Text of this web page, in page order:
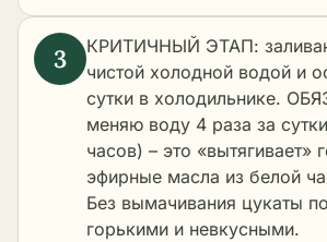
КРИТИЧНЫЙ ЭТАП:
чистой холодной водой и
сутки в холодильнике.
меняю воду 4 раза за
часов) – это «вытягивает»
эфирные масла из белой
Без вымачивания цукаты
горькими и невкусными.